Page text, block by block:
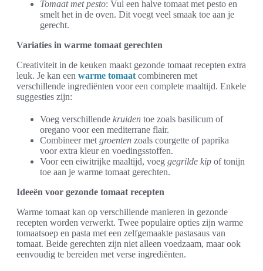
Tomaat met pesto: Vul een halve tomaat met pesto en
smelt het in de oven. Dit voegt veel smaak toe aan je
gerecht.
Variaties in warme tomaat gerechten
Creativiteit in de keuken maakt gezonde tomaat recepten extra
leuk. Je kan een warme tomaat combineren met
verschillende ingrediënten voor een complete maaltijd. Enkele
suggesties zijn:
Voeg verschillende kruiden toe zoals basilicum of
oregano voor een mediterrane flair.
Combineer met groenten zoals courgette of paprika
voor extra kleur en voedingsstoffen.
Voor een eiwitrijke maaltijd, voeg gegrilde kip of tonijn
toe aan je warme tomaat gerechten.
Ideeën voor gezonde tomaat recepten
Warme tomaat kan op verschillende manieren in gezonde
recepten worden verwerkt. Twee populaire opties zijn warme
tomaatsoep en pasta met een zelfgemaakte pastasaus van
tomaat. Beide gerechten zijn niet alleen voedzaam, maar ook
eenvoudig te bereiden met verse ingrediënten.